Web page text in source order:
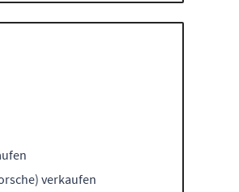
verkaufen